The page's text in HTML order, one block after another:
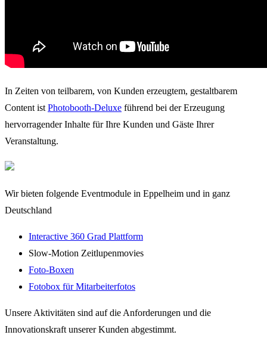
In Zeiten von teilbarem, von Kunden erzeugtem, gestaltbarem
Content ist Photobooth-Deluxe führend bei der Erzeugung
hervorragender Inhalte für Ihre Kunden und Gäste Ihrer
Veranstaltung.
Wir bieten folgende Eventmodule in Eppelheim und in ganz
Deutschland
Interactive 360 Grad Plattform
Slow-Motion Zeitlupenmovies
Foto-Boxen
Fotobox für Mitarbeiterfotos
Unsere Aktivitäten sind auf die Anforderungen und die
Innovationskraft unserer Kunden abgestimmt.